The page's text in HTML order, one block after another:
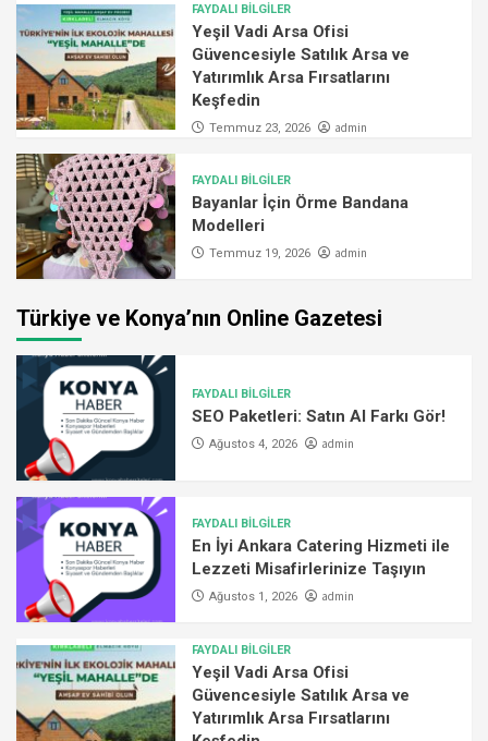
FAYDALI BİLGİLER
Yeşil Vadi Arsa Ofisi
Güvencesiyle Satılık Arsa ve
Yatırımlık Arsa Fırsatlarını
Keşfedin
Temmuz 23, 2026 admin
FAYDALI BİLGİLER
Bayanlar İçin Örme Bandana
Modelleri
Temmuz 19, 2026 admin
Türkiye ve Konya’nın Online Gazetesi
FAYDALI BİLGİLER
SEO Paketleri: Satın Al Farkı Gör!
Ağustos 4, 2026 admin
FAYDALI BİLGİLER
En İyi Ankara Catering Hizmeti ile
Lezzeti Misafirlerinize Taşıyın
Ağustos 1, 2026 admin
FAYDALI BİLGİLER
Yeşil Vadi Arsa Ofisi
Güvencesiyle Satılık Arsa ve
Yatırımlık Arsa Fırsatlarını